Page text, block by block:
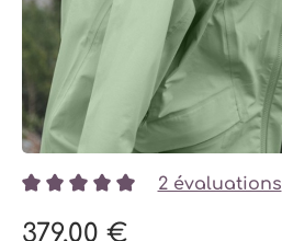
2 évaluations
379,00 €